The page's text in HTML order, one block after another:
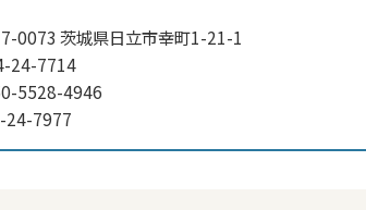
0073 茨城県日立市幸町1-21-1
24-7714
5528-4946
24-7977